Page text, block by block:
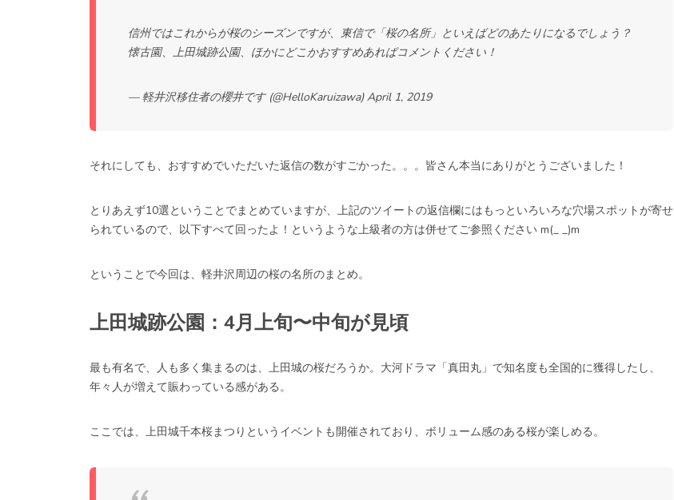
信州ではこれからが桜のシーズンですが、東信で「桜の名所」といえばどのあたりになるでしょう？
懐古園、上田城跡公園、ほかにどこかおすすめあればコメントください！
— 軽井沢移住者の櫻井です (@HelloKaruizawa)April 1, 2019
それにしても、おすすめでいただいた返信の数がすごかった。。。皆さん本当にありがとうございました！
とりあえず10選ということでまとめていますが、上記のツイートの返信欄にはもっといろいろな穴場スポットが寄せ
られているので、以下すべて回ったよ！というような上級者の方は併せてご参照ください m(_ _)m
ということで今回は、軽井沢周辺の桜の名所のまとめ。
上田城跡公園：4月上旬〜中旬が見頃
最も有名で、人も多く集まるのは、上田城の桜だろうか。大河ドラマ「真田丸」で知名度も全国的に獲得したし、
年々人が増えて賑わっている感がある。
ここでは、上田城千本桜まつりというイベントも開催されており、ボリューム感のある桜が楽しめる。